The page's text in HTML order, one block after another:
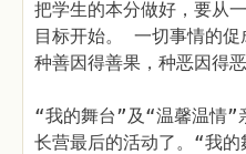
把学生的本分做好，要从
目标开始。 一切事情的促
种善因得善果，种恶因得恶
“我的舞台”及“温馨温情”
长营最后的活动了。“我